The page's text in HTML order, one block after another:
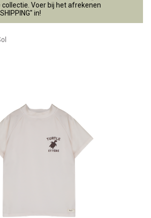
collectie. Voer bij het afrekenen
in!